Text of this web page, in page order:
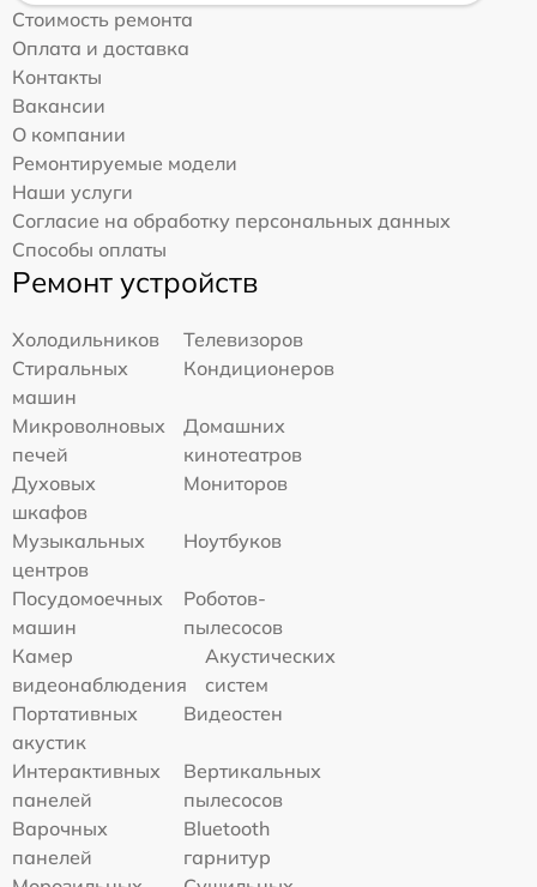
Стоимость ремонта
Оплата и доставка
Контакты
Вакансии
О компании
Ремонтируемые модели
Наши услуги
Согласие на обработку персональных данных
Способы оплаты
Ремонт устройств
Холодильников
Телевизоров
Стиральных
машин
Кондиционеров
Микроволновых
печей
Домашних
кинотеатров
Духовых
шкафов
Мониторов
Музыкальных
центров
Ноутбуков
Посудомоечных
машин
Роботов-
пылесосов
Камер
видеонаблюдения
Акустических
систем
Портативных
акустик
Видеостен
Интерактивных
панелей
Вертикальных
пылесосов
Варочных
панелей
Bluetooth
гарнитур